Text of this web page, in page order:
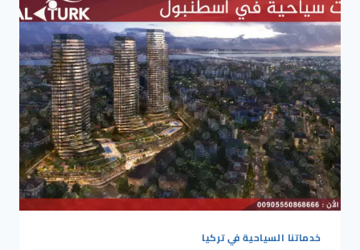
خدماتنا السياحية في تركيا